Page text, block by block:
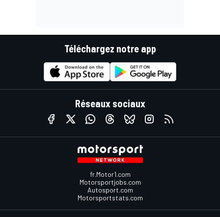
Téléchargez notre app
Réseaux sociaux
fr.Motor1.com
Motorsportjobs.com
Autosport.com
Motorsportstats.com